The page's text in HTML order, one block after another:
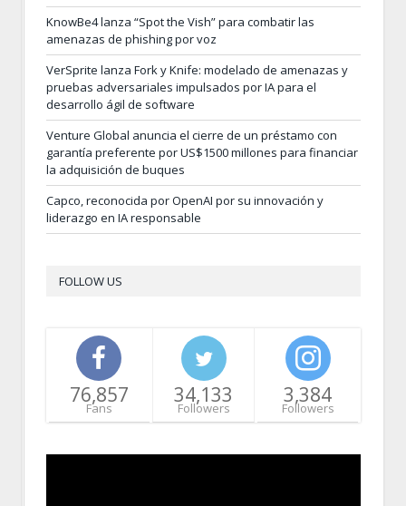
KnowBe4 lanza “Spot the Vish” para combatir las
amenazas de phishing por voz
VerSprite lanza Fork y Knife: modelado de amenazas y
pruebas adversariales impulsados por IA para el
desarrollo ágil de software
Venture Global anuncia el cierre de un préstamo con
garantía preferente por US$1500 millones para financiar
la adquisición de buques
Capco, reconocida por OpenAI por su innovación y
liderazgo en IA responsable
FOLLOW US
76,857
Fans
34,133
Followers
3,384
Followers